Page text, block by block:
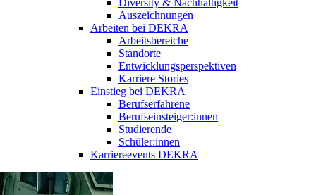
Auszeichnungen
Arbeiten bei DEKRA
Arbeitsbereiche
Standorte
Entwicklungsperspektiven
Karriere Stories
Einstieg bei DEKRA
Berufserfahrene
Berufseinsteiger:innen
Studierende
Schüler:innen
Karriereevents DEKRA